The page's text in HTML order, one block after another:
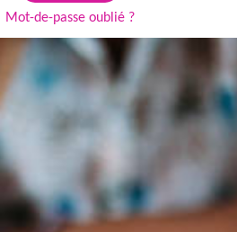
Mot-de-passe oublié ?